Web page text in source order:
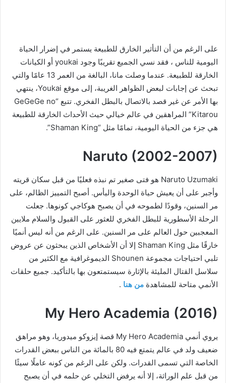
على الرغم من أن التأثير الخارق للطبيعة يستمر في إضرار الحياة
اليومية للناس ، فقد نسي الجميع تقريبًا وجود youkai أو الكيانات
الخارقة للطبيعة. عندما وصلت مانا، البالغة من العمر 13 عامًا والتي
تبحث عن إجابات لبعض الظواهر الغريبة، إلى موقع Youkai، ينتهي
بها الأمر عن غير قصد بالاتصال بالبطل الفخري. تتبع “GeGeGe no
Kitarou” المراهقين في عالم خيالي حيث الأحداث الخارقة للطبيعة
هي جزء من الحياة اليومية، تمامًا مثل “Shaman King”.
Naruto (2002-2007)
Naruto Uzumaki هو فتى صغير تم نبذه فعليًا من قبل سكان قريته
وأجبر على أن يعيش حياة الوحدة واليأس. أصبح التمييز الظالم، على
مر السنين، وقودًا لطموحه في أن يصبح هوكاجي كونوها. جعلت
الرحلة الأسطورية للبطل الفخري للعثور على القبول والسلام ملايين
المعجبين حول العالم على مر السنين. على الرغم من أنه ليس أنميًا
خارقًا مثل Shaman King إلا أن الأشخاص الذين يبحثون عن عروض
تلبي احتياجات مجموعة Shounen الديموغرافية مع الكثير من
سلاسل القتال المليئة بالإثارة سيستمتعون بها بالتأكيد. جميع حلقات
الأنمي متاحة للمشاهدة من هنا .
My Hero Academia (2016)
يروي أنمي My Hero Academia قصة إيزوكو ميدوريا، وهو مراهق
ضعيف ولد في عالم يتمتع فيه 80 بالمائة من الناس ببعض القدرات
الخاصة التي تسمى القدرات. ولكن على الرغم من كونه عاملًا سيئًا
من قبل علم الوراثة، إلا أنه يرفض التخلي عن حلمه في أن يصبح